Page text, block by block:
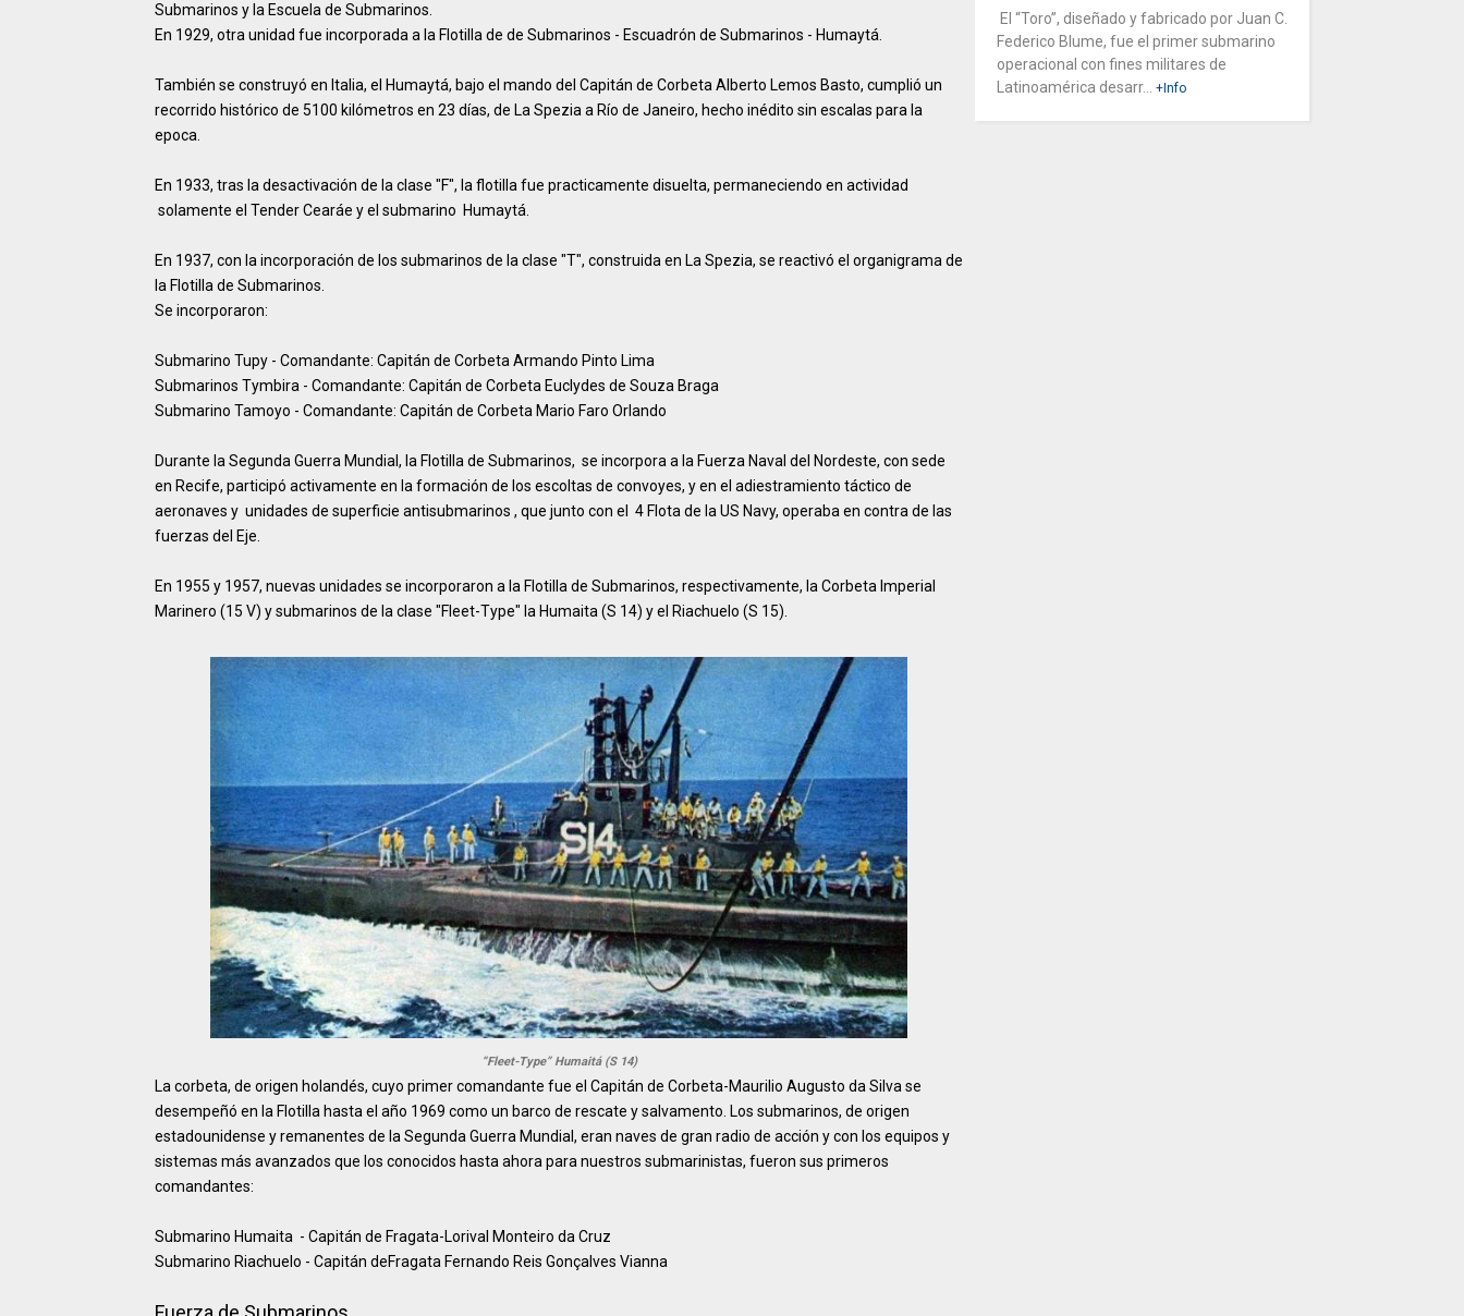
Submarinos y la Escuela de Submarinos.
En 1929, otra unidad fue incorporada a la Flotilla de de Submarinos - Escuadrón de Submarinos - Humaytá.
También se construyó en Italia, el Humaytá, bajo el mando del Capitán de Corbeta Alberto Lemos Basto, cumplió un
recorrido histórico de 5100 kilómetros en 23 días, de La Spezia a Río de Janeiro, hecho inédito sin escalas para la
epoca.
En 1933, tras la desactivación de la clase "F", la flotilla fue practicamente disuelta, permaneciendo en actividad
solamente el Tender Cearáe y el submarino Humaytá.
En 1937, con la incorporación de los submarinos de la clase "T", construida en La Spezia, se reactivó el organigrama de
la Flotilla de Submarinos.
Se incorporaron:
Submarino Tupy - Comandante: Capitán de Corbeta Armando Pinto Lima
Submarinos Tymbira - Comandante: Capitán de Corbeta Euclydes de Souza Braga
Submarino Tamoyo - Comandante: Capitán de Corbeta Mario Faro Orlando
Durante la Segunda Guerra Mundial, la Flotilla de Submarinos, se incorpora a la Fuerza Naval del Nordeste, con sede
en Recife, participó activamente en la formación de los escoltas de convoyes, y en el adiestramiento táctico de
aeronaves y unidades de superficie antisubmarinos , que junto con el 4 Flota de la US Navy, operaba en contra de las
fuerzas del Eje.
En 1955 y 1957, nuevas unidades se incorporaron a la Flotilla de Submarinos, respectivamente, la Corbeta Imperial
Marinero (15 V) y submarinos de la clase "Fleet-Type" la Humaita (S 14) y el Riachuelo (S 15).
“Fleet-Type” Humaitá (S 14)
La corbeta, de origen holandés, cuyo primer comandante fue el Capitán de Corbeta-Maurilio Augusto da Silva se
desempeñó en la Flotilla hasta el año 1969 como un barco de rescate y salvamento. Los submarinos, de origen
estadounidense y remanentes de la Segunda Guerra Mundial, eran naves de gran radio de acción y con los equipos y
sistemas más avanzados que los conocidos hasta ahora para nuestros submarinistas, fueron sus primeros
comandantes:
Submarino Humaita - Capitán de Fragata-Lorival Monteiro da Cruz
Submarino Riachuelo - Capitán deFragata Fernando Reis Gonçalves Vianna
El “Toro”, diseñado y fabricado por Juan C.
Federico Blume, fue el primer submarino
operacional con fines militares de
Latinoamérica desarr...
+Info